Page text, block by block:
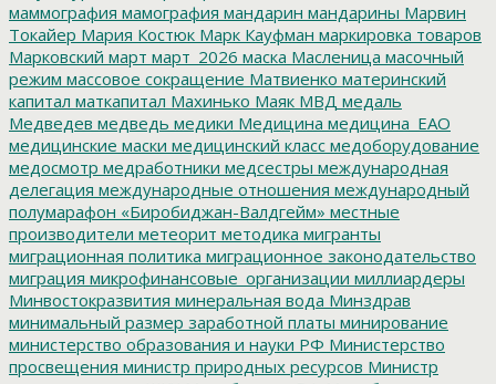
маммография мамография мандарин мандарины Марвин
Токайер Мария Костюк Марк Кауфман маркировка товаров
Марковский март март_2026 маска Масленица масочный
режим массовое сокращение Матвиенко материнский
капитал маткапитал Махинько Маяк МВД медаль
Медведев медведь медики Медицина медицина_ЕАО
медицинские маски медицинский класс медоборудование
медосмотр медработники медсестры международная
делегация международные отношения международный
полумарафон «Биробиджан-Валдгейм» местные
производители метеорит методика мигранты
миграционная политика миграционное законодательство
миграция микрофинансовые_организации миллиардеры
Минвостокразвития минеральная вода Минздрав
минимальный размер заработной платы минирование
министерство образования и науки РФ Министерство
просвещения министр природных ресурсов Министр